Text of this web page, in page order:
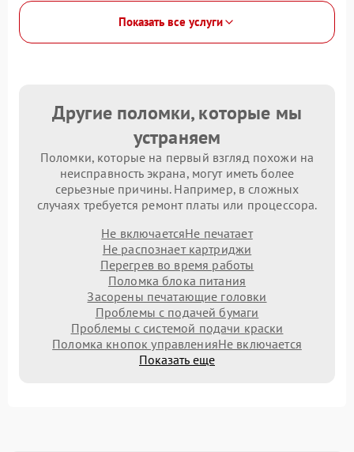
Показать все услуги
Другие поломки, которые мы
устраняем
Поломки, которые на первый взгляд похожи на
неисправность экрана, могут иметь более
серьезные причины. Например, в сложных
случаях требуется ремонт платы или процессора.
Не включаетсяНе печатает
Не распознает картриджи
Перегрев во время работы
Поломка блока питания
Засорены печатающие головки
Проблемы с подачей бумаги
Проблемы с системой подачи краски
Поломка кнопок управленияНе включается
Показать еще